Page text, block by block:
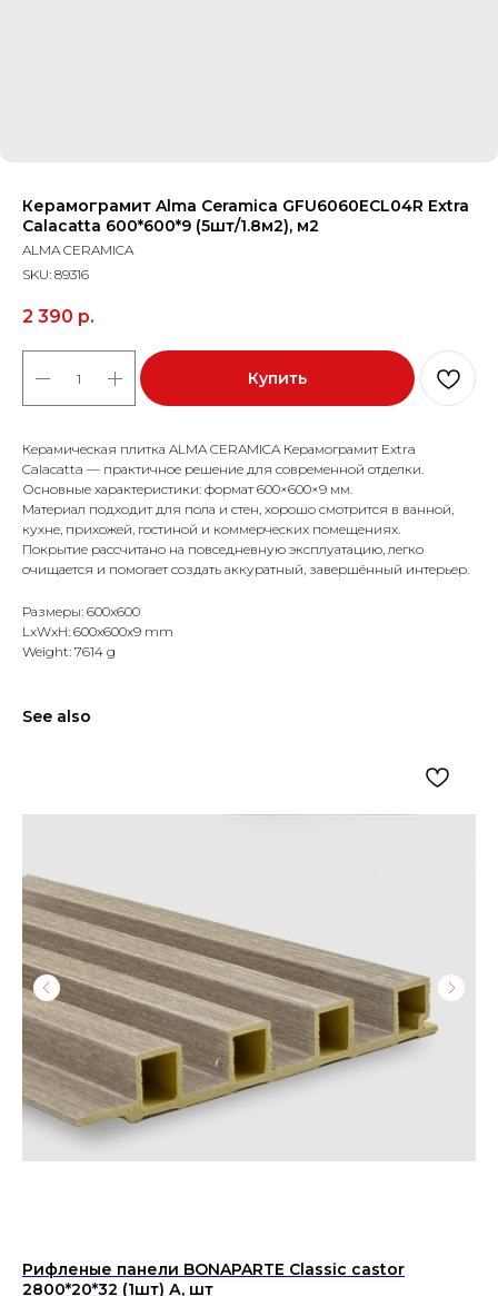
Керамограмит Alma Ceramica GFU6060ECL04R Extra
Calacatta 600*600*9 (5шт/1.8м2), м2
ALMA CERAMICA
SKU: 89316
2 390 р.
Купить
Керамическая плитка ALMA CERAMICA Керамограмит Extra
Calacatta — практичное решение для современной отделки.
Основные характеристики: формат 600×600×9 мм.
Материал подходит для пола и стен, хорошо смотрится в ванной,
кухне, прихожей, гостиной и коммерческих помещениях.
Покрытие рассчитано на повседневную эксплуатацию, легко
очищается и помогает создать аккуратный, завершённый интерьер.
Размеры: 600x600
LxWxH: 600x600x9 mm
Weight: 7614 g
See also
Рифленые панели BONAPARTE Classic castor
2800*20*32 (1шт) А, шт